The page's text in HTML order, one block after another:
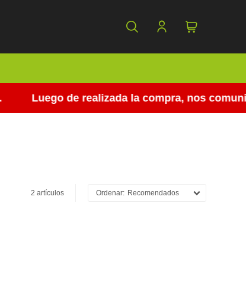
Luego de realizada la compra, nos
2 artículos Recomendados